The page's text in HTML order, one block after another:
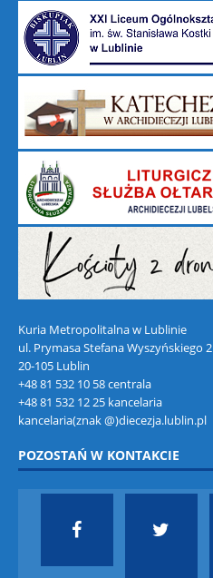
Kuria Metropolitalna w Lublinie
ul. Prymasa Stefana Wyszyńskiego 2
20-105 Lublin
+48 81 532 10 58 centrala
+48 81 532 12 25 kancelaria
kancelaria(znak @)diecezja.lublin.pl
POZOSTAŃ W KONTAKCIE